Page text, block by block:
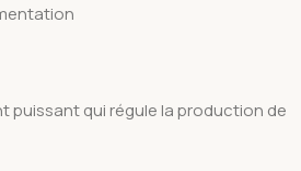
puissant qui régule la production de